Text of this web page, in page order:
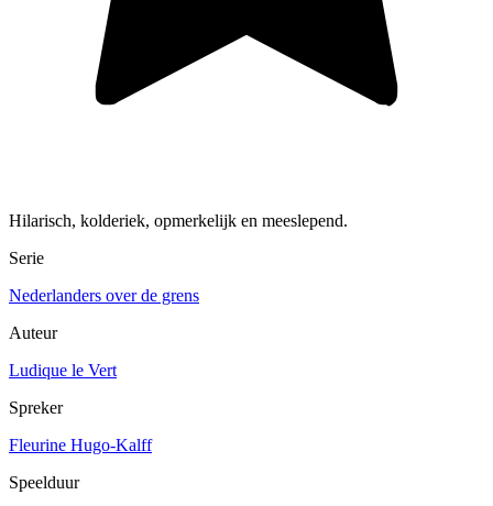
Hilarisch, kolderiek, opmerkelijk en meeslepend.
Serie
Nederlanders over de grens
Auteur
Ludique le Vert
Spreker
Fleurine Hugo-Kalff
Speelduur